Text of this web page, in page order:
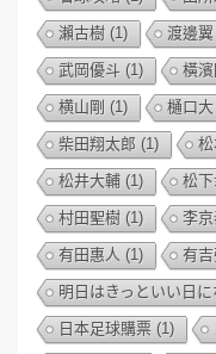
瀨古樹 (1) 渡邊翼
武岡優斗 (1) 橫
横山剛 (1) 樋口大
柴田翔太郎 (1)
松井大輔 (1) 松
村田聖樹 (1) 李
有田惠人 (1) 有
明日はきっといい日に
日本足球購票 (1)